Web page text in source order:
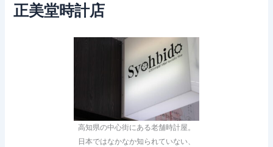
正美堂時計店
高知県の中心街にある老舗時計屋。
日本ではなかなか知られていない、